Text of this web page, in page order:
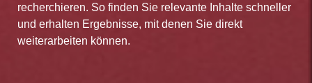
recherchieren. So finden Sie relevante Inhalte schneller
und erhalten Ergebnisse, mit denen Sie direkt
weiterarbeiten können.